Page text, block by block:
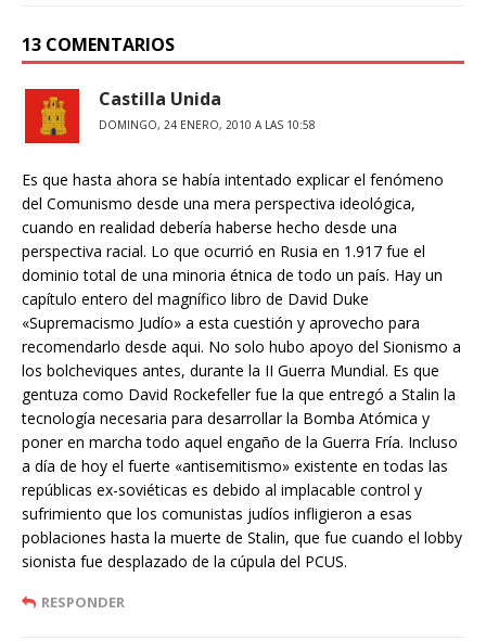
13 COMENTARIOS
Castilla Unida
DOMINGO, 24 ENERO, 2010 A LAS 10:58
Es que hasta ahora se había intentado explicar el fenómeno
del Comunismo desde una mera perspectiva ideológica,
cuando en realidad debería haberse hecho desde una
perspectiva racial. Lo que ocurrió en Rusia en 1.917 fue el
dominio total de una minoria étnica de todo un país. Hay un
capítulo entero del magnífico libro de David Duke
«Supremacismo Judío» a esta cuestión y aprovecho para
recomendarlo desde aqui. No solo hubo apoyo del Sionismo a
los bolcheviques antes, durante la II Guerra Mundial. Es que
gentuza como David Rockefeller fue la que entregó a Stalin la
tecnología necesaria para desarrollar la Bomba Atómica y
poner en marcha todo aquel engaño de la Guerra Fría. Incluso
a día de hoy el fuerte «antisemitismo» existente en todas las
repúblicas ex-soviéticas es debido al implacable control y
sufrimiento que los comunistas judíos infligieron a esas
poblaciones hasta la muerte de Stalin, que fue cuando el lobby
sionista fue desplazado de la cúpula del PCUS.
RESPONDER